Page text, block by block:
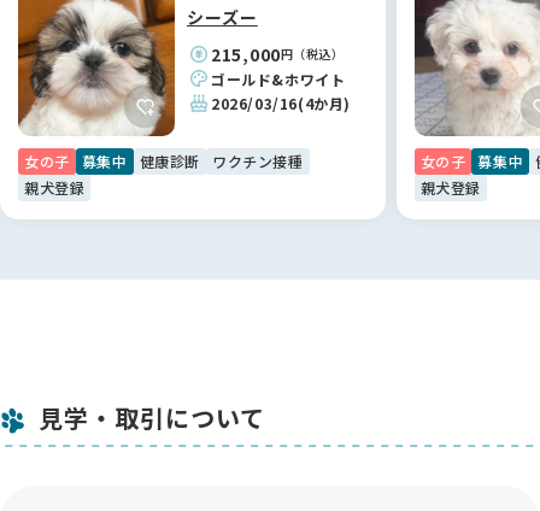
シーズー
215,000円（税込）
ゴールド&ホワイト
2026/03/16(4か月)
女の子 募集中 健康診断
ワクチン接種
親犬登録
女の子 募集中
親犬登録
見学・取引について